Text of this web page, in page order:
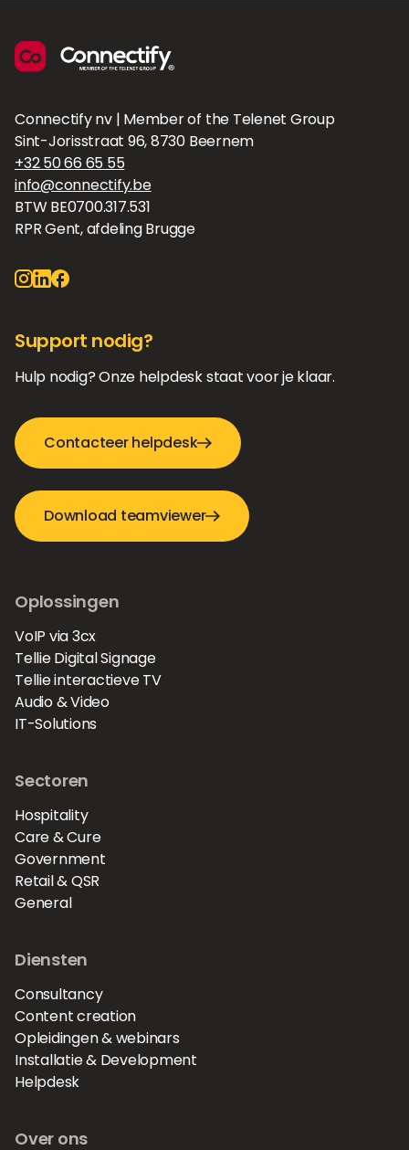
Connectify nv | Member of the Telenet Group
Sint-Jorisstraat 96, 8730 Beernem
+32 50 66 65 55
info@connectify.be
BTW BE0700.317.531
RPR Gent, afdeling Brugge
Support nodig?
Hulp nodig? Onze helpdesk staat voor je klaar.
Contacteer helpdesk
Download teamviewer
Oplossingen
VoIP via 3cx
Tellie Digital Signage
Tellie interactieve TV
Audio & Video
IT-Solutions
Sectoren
Hospitality
Care & Cure
Government
Retail & QSR
General
Diensten
Consultancy
Content creation
Opleidingen & webinars
Installatie & Development
Helpdesk
Over ons